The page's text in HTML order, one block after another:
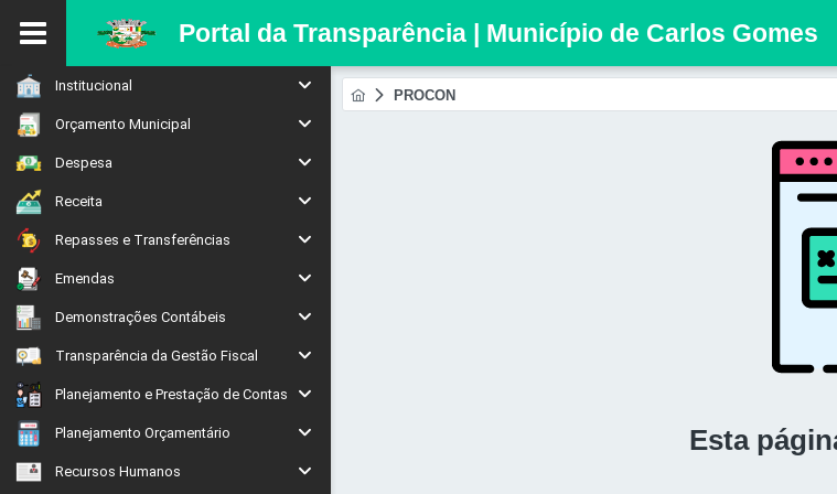
Portal da Transparência | Município de Carlos Gomes
Institucional
Orçamento Municipal
Despesa
Receita
Repasses e Transferências
Emendas
Demonstrações Contábeis
Transparência da Gestão Fiscal
Planejamento e Prestação de Contas
Planejamento Orçamentário
Recursos Humanos
PROCON
Esta